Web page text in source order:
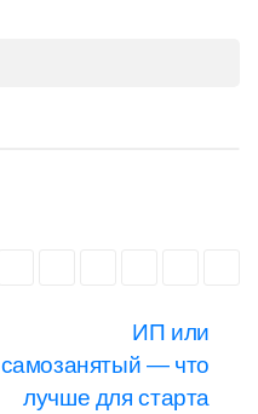
ИП или
самозанятый — что
лучше для старта